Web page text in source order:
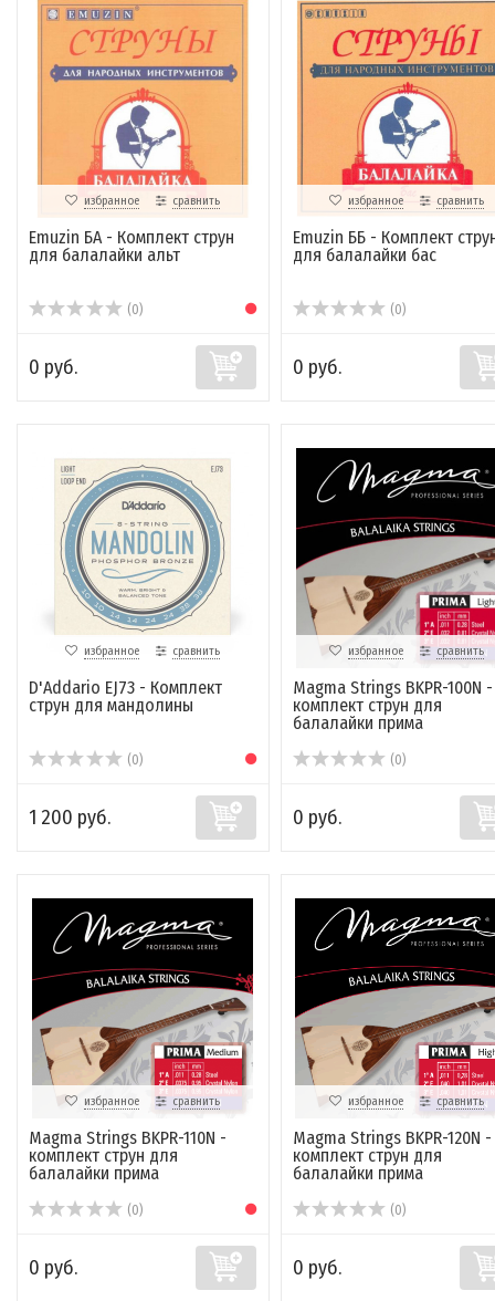
избранное сравнить
Emuzin БА - Комплект струн
для балалайки альт
(0)
0 руб.
избранное сравнить
Emuzin ББ - Комплект
для балалайки бас
(0)
0 руб.
избранное сравнить
D'Addario EJ73 - Комплект
струн для мандолины
(0)
1 200 руб.
избранное сравнить
Magma Strings BKPR-100N -
комплект струн для
балалайки прима
(0)
0 руб.
избранное сравнить
Magma Strings BKPR-110N -
комплект струн для
балалайки прима
(0)
0 руб.
избранное сравнить
Magma Strings BKPR-120N -
комплект струн для
балалайки прима
(0)
0 руб.